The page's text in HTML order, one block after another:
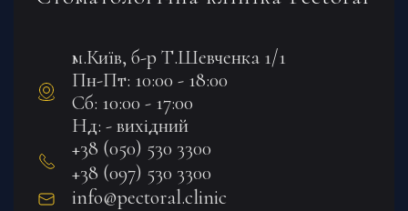
м.Київ, б-р Т.Шевченка 1/1
Пн-Пт: 10:00 - 18:00
Сб: 10:00 - 17:00
Нд: - вихідний
+38 (050) 530 3300
+38 (097) 530 3300
info@pectoral.clinic